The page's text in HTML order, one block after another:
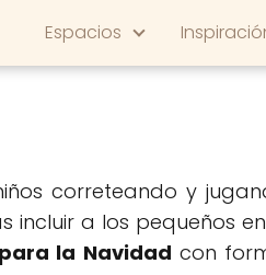
Espacios
correteando y
incluir a los pequeños
la Navidad con